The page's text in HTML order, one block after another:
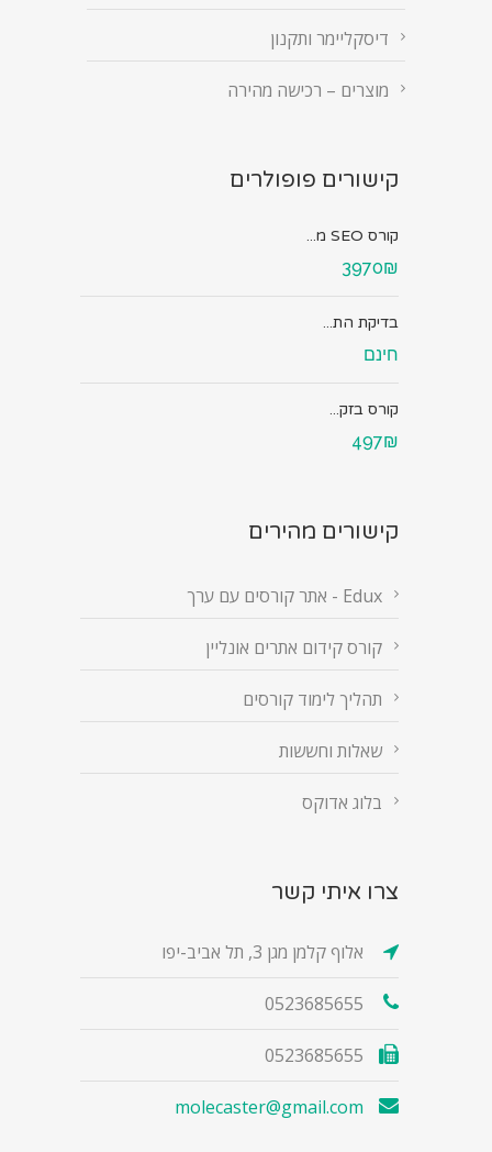
דיסקליימר ותקנון
מוצרים – רכישה מהירה
קישורים פופולרים
קורס SEO מ...
3970₪
בדיקת הת...
חינם
קורס בזק...
497₪
קישורים מהירים
Edux - אתר קורסים עם ערך
קורס קידום אתרים אונליין
תהליך לימוד קורסים
שאלות וחששות
בלוג אדוקס
צרו איתי קשר
אלוף קלמן מגן 3, תל אביב-יפו
0523685655
0523685655
molecaster@gmail.com